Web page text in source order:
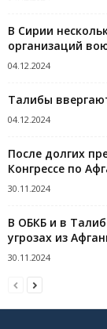
В Сирии
организаций
04.12.2024
Талибы
04.12.2024
После долгих
Конгрессе по
30.11.2024
В ОБКБ и в
угрозах из
30.11.2024